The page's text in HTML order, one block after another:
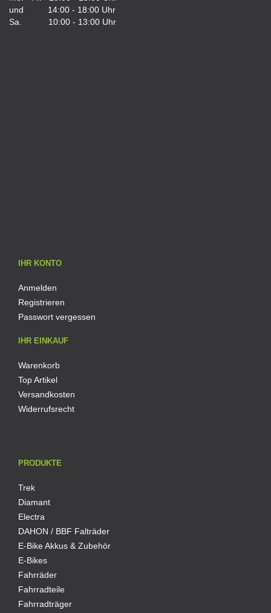
und 14:00 - 18:00 Uhr
Sa. 10:00 - 13:00 Uhr
IHR KONTO
Anmelden
Registrieren
Passwort vergessen
IHR EINKAUF
Warenkorb
Top Artikel
Versandkosten
Widerrufsrecht
PRODUKTE
Trek
Diamant
Electra
DAHON / BBF Falträder
E-Bike Akkus & Zubehör
E-Bikes
Fahrräder
Fahrradteile
Fahrradträger